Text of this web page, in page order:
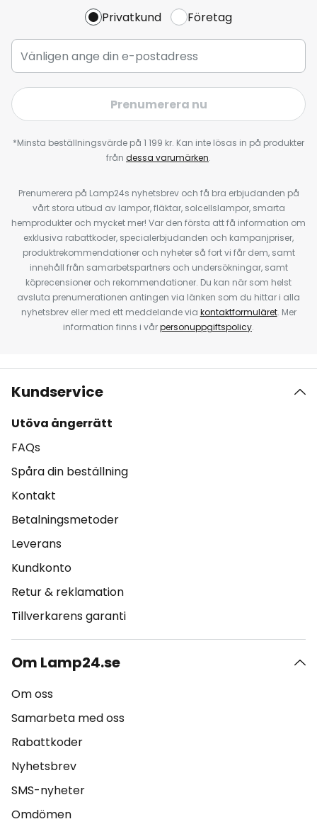
Privatkund Företag
Prenumerera nu
*Minsta beställningsvärde på 1 199 kr. Kan inte lösas in på produkter
från dessa varumärken.
Prenumerera på Lamp24s nyhetsbrev och få bra erbjudanden på
vårt stora utbud av lampor, fläktar, solcellslampor, smarta
hemprodukter och mycket mer! Var den första att få information om
exklusiva rabattkoder, specialerbjudanden och kampanjpriser,
produktrekommendationer och nyheter så fort vi får dem, samt
innehåll från samarbetspartners och undersökningar, samt
köprecensioner och rekommendationer. Du kan när som helst
avsluta prenumerationen antingen via länken som du hittar i alla
nyhetsbrev eller med ett meddelande via kontaktformuläret. Mer
information finns i vårpersonuppgiftspolicy.
Kundservice
Utöva ångerrätt
FAQs
Spåra din beställning
Kontakt
Betalningsmetoder
Leverans
Kundkonto
Retur & reklamation
Tillverkarens garanti
Om Lamp24.se
Om oss
Samarbeta med oss
Rabattkoder
Nyhetsbrev
SMS-nyheter
Omdömen